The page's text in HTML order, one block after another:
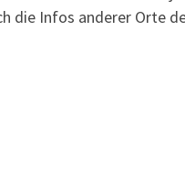
die Infos anderer Orte